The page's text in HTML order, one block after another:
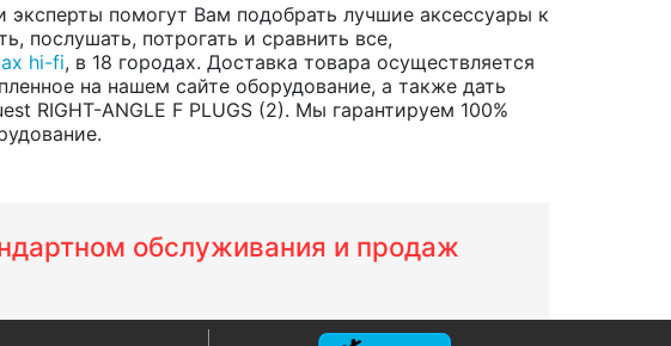
помогут Вам подобрать лучшие аксессуары к
послушать, потрогать и сравнить все,
hi-fi, в 18 городах. Доставка товара осуществляется
на нашем сайте оборудование, а также дать
RIGHT-ANGLE F PLUGS (2). Мы гарантируем 100%
обслуживания и продаж